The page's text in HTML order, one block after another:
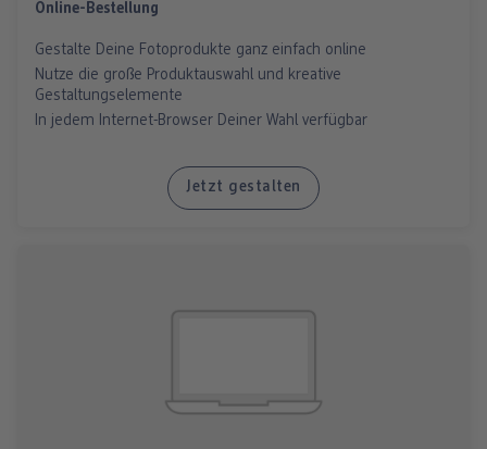
Online-Bestellung
Gestalte Deine Fotoprodukte ganz einfach online
Nutze die große Produktauswahl und kreative
Gestaltungselemente
In jedem Internet-Browser Deiner Wahl verfügbar
Jetzt gestalten